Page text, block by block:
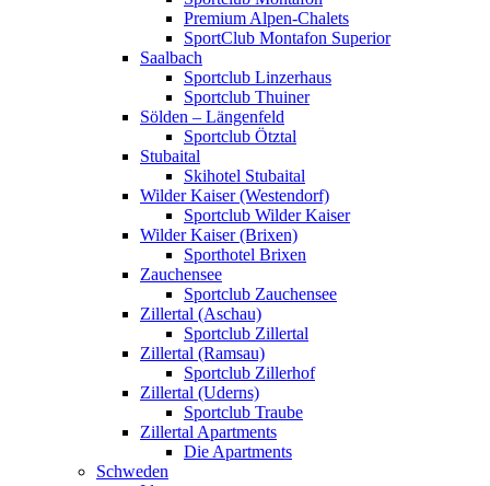
Premium Alpen-Chalets
SportClub Montafon Superior
Saalbach
Sportclub Linzerhaus
Sportclub Thuiner
Sölden – Längenfeld
Sportclub Ötztal
Stubaital
Skihotel Stubaital
Wilder Kaiser (Westendorf)
Sportclub Wilder Kaiser
Wilder Kaiser (Brixen)
Sporthotel Brixen
Zauchensee
Sportclub Zauchensee
Zillertal (Aschau)
Sportclub Zillertal
Zillertal (Ramsau)
Sportclub Zillerhof
Zillertal (Uderns)
Sportclub Traube
Zillertal Apartments
Die Apartments
Schweden